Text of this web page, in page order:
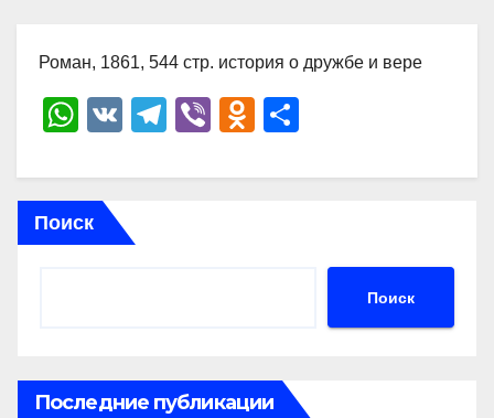
Роман, 1861, 544 стр. история о дружбе и вере
W
at
s
A
V
T
e
Vi
er
O
n
ki
р
ть
Поиск
Поиск
Последние публикации